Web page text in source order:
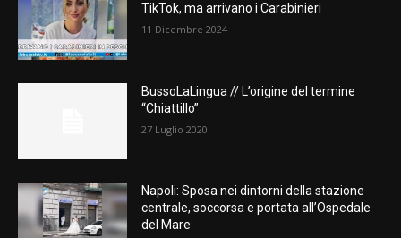
TikTok, ma arrivano i Carabinieri
11 Dicembre 2024
BussoLaLingua // L’origine del termine
“Chiattillo”
27 Luglio 2020
Napoli: Sposa nei dintorni della stazione
centrale, soccorsa e portata all’Ospedale
del Mare